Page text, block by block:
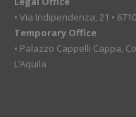
• Via Indipendenza, 21 •
Temporary Office
• Palazzo Cappelli Cappa,
L’Aquila